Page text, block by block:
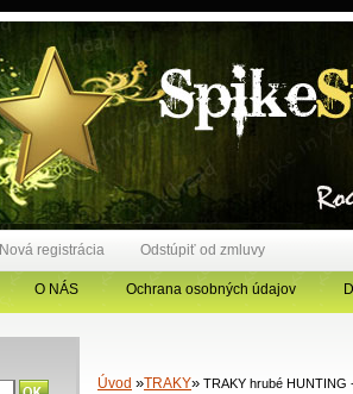
Nová registrácia Odstúpiť od zmluvy
O NÁS Ochrana osobných údajov
Úvod »TRAKY» TRAKY hrubé HUNTING